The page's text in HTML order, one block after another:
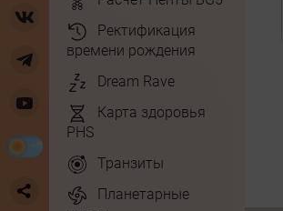
Ректификация
времени рождения
Dream Rave
Карта здоровья
PHS
Транзиты
Планетарные